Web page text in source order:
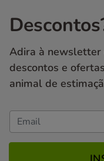
Adira à newsletter
descontos e
animal de